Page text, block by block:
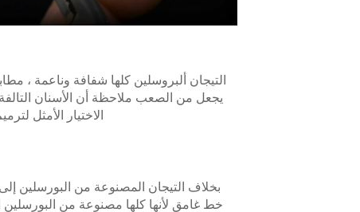
التيجان ألبروسلين كلها شفافة وناعمة ،
يجعل من الصعب ملاحظة أن الأسنان
الاختيار الأمثل
بخلاف التيجان المصنوعة من البورسلين
خط غامق لأنها كلها مصنوعة من البورسلين